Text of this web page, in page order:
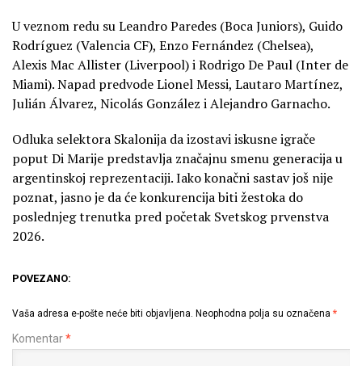
U veznom redu su Leandro Paredes (Boca Juniors), Guido
Rodríguez (Valencia CF), Enzo Fernández (Chelsea),
Alexis Mac Allister (Liverpool) i Rodrigo De Paul (Inter de
Miami). Napad predvode Lionel Messi, Lautaro Martínez,
Julián Álvarez, Nicolás González i Alejandro Garnacho.
Odluka selektora Skalonija da izostavi iskusne igrače
poput Di Marije predstavlja značajnu smenu generacija u
argentinskoj reprezentaciji. Iako konačni sastav još nije
poznat, jasno je da će konkurencija biti žestoka do
poslednjeg trenutka pred početak Svetskog prvenstva
2026.
POVEZANO:
Vaša adresa e-pošte neće biti objavljena. Neophodna polja su označena *
Komentar*